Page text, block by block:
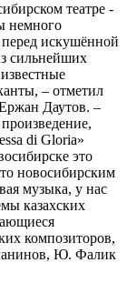
театре -
немного
перед искушённой
сильнейших
– отметил
Даутов. –
di Gloria»
это
новосибирским
музыка, у нас
казахских
композиторов,
Ю. Фалик